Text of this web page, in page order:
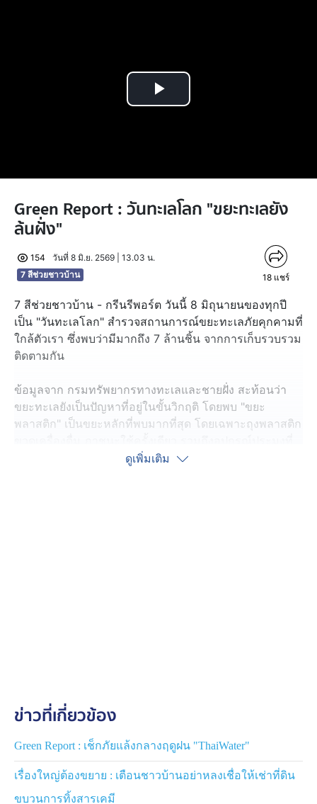
Play
Green Report : วันทะเลโลก "ขยะทะเลยัง
ล้นฝั่ง"
154
วันที่ 8 มิ.ย. 2569 | 13.03 น.
7 สีช่วยชาวบ้าน
18 แชร์
7 สีช่วยชาวบ้าน - กรีนรีพอร์ต วันนี้ 8 มิถุนายนของทุกปี
เป็น "วันทะเลโลก" สำรวจสถานการณ์ขยะทะเลภัยคุกคามที่
ใกล้ตัวเรา ซึ่งพบว่ามีมากถึง 7 ล้านชิ้น จากการเก็บรวบรวม
ติดตามกัน
ข้อมูลจาก กรมทรัพยากรทางทะเลและชายฝั่ง สะท้อนว่า
ขยะทะเลยังเป็นปัญหาที่อยู่ในขั้นวิกฤติ โดยพบ "ขยะ
พลาสติก" เป็นขยะหลักที่พบมากที่สุด โดยเฉพาะถุงพลาสติก
ดูเพิ่มเติม
ข่าวที่เกี่ยวข้อง
Green Report : เช็กภัยแล้งกลางฤดูฝน "ThaiWater"
เรื่องใหญ่ต้องขยาย : เตือนชาวบ้านอย่าหลงเชื่อให้เช่าที่ดิน
ขบวนการทิ้งสารเคมี